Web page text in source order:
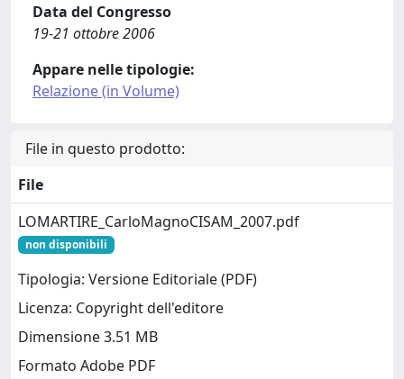
Data del Congresso
19-21 ottobre 2006
Appare nelle tipologie:
Relazione (in Volume)
File in questo prodotto:
File
LOMARTIRE_CarloMagnoCISAM_2007.pdf
non disponibili
Tipologia: Versione Editoriale (PDF)
Licenza: Copyright dell'editore
Dimensione 3.51 MB
Formato Adobe PDF